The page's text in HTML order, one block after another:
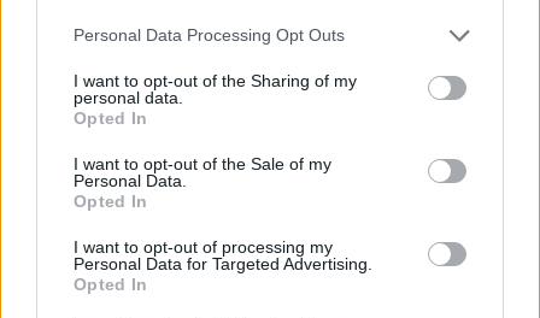
Personal Data Processing Opt Outs
I want to opt-out of the Sharing of my
personal data.
Opted In
I want to opt-out of the Sale of my
Personal Data.
Opted In
I want to opt-out of processing my
Personal Data for Targeted Advertising.
Opted In